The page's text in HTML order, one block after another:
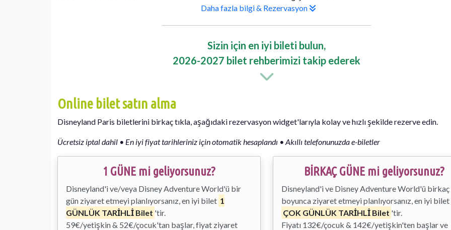
Daha fazla bilgi & Rezervasyon
Sizin için en iyi bileti bulun,
2026-2027 bilet rehberimizi takip ederek
Online bilet satın alma
Disneyland Paris biletlerini birkaç tıkla, aşağıdaki rezervasyon widget'larıyla kolay ve hızlı şekilde rezerve edin.
Ücretsiz iptal dahil • En iyi fiyat tarihleriniz için otomatik hesaplandı • Akıllı telefonunuzda e-biletler
1 GÜNE mi geliyorsunuz?
Disneyland'i ve/veya Disney Adventure World'ü bir
gün ziyaret etmeyi planlıyorsanız, en iyi bilet 1
GÜNLÜK TARİHLİ Bilet 'tir.
59€/yetişkin & 52€/çocuk'tan başlar, fiyat ziyaret
BİRKAÇ GÜNE mi geliyorsunuz?
Disneyland'i ve Disney Adventure World'ü birkaç
boyunca ziyaret etmeyi planlıyorsanız, en iyi bilet
ÇOK GÜNLÜK TARİHLİ Bilet 'tir.
Fiyatı 132€/çocuk & 142€/yetişkin'ten başlar ve